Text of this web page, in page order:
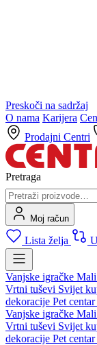
Preskoči na sadržaj
O nama Karijera
Prodajni Centri
Pretraga
Moj račun
Lista želja
Vanjske igračke Mali
Vrtni tuševi Svijet
dekoracije Pet centar
Vanjske igračke Mali
Vrtni tuševi Svijet
dekoracije Pet centar